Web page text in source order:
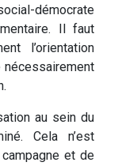
démocrate
Il faut
l’orientation
nécessairement
au sein du
Cela n’est
et de